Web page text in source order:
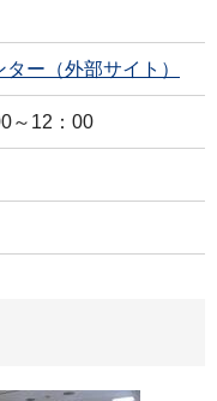
ー（外部サイト）
～12：00